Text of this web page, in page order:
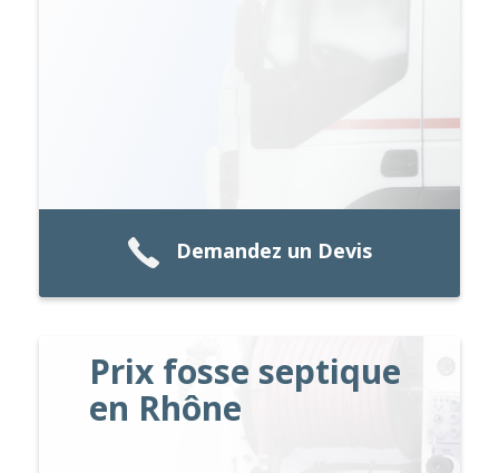
Demandez un Devis
Prix fosse septique
en Rhône